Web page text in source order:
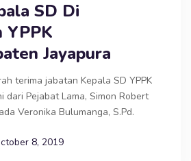
SD Di
YPPK
Jayapura
terima jabatan Kepala SD YPPK
dari Pejabat Lama, Simon Robert
Veronika Bulumanga, S.Pd.
8, 2019